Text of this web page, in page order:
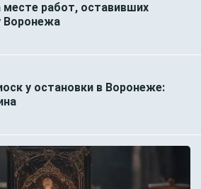
месте работ, оставивших
Воронежа
у остановки в Воронеже: